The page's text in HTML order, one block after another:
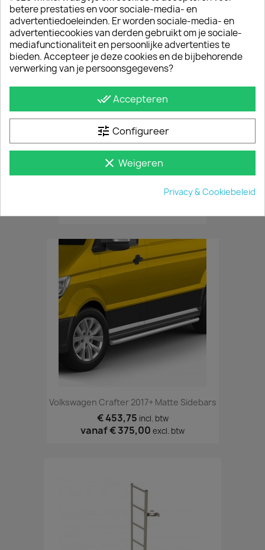
Volkswagen Crafter 2017+ Matte Sidebars
€ 453,75 incl. btw
vanaf€ 375,00 excl. btw
betere prestaties en voor sociale-media- en
advertentiedoeleinden. Er worden sociale-media- en
advertentiecookies van derden gebruikt om je sociale-
mediafunctionaliteit en persoonlijke advertenties te
bieden. Accepteer je deze cookies en de bijbehorende
verwerking van je persoonsgegevens?
done_allAccepteren
tune Configureer
clear Weigeren
Privacy & Cookiebeleid